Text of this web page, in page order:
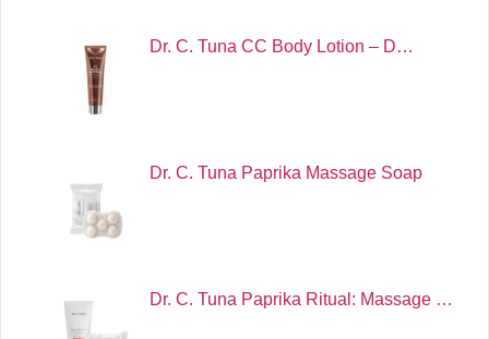
Dr. C. Tuna CC Body Lotion – D…
Dr. C. Tuna Paprika Massage Soap
Dr. C. Tuna Paprika Ritual: Massage …